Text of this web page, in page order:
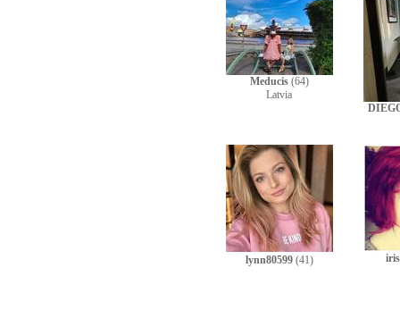
Meducis (64)
Latvia
lynn80599 (41)